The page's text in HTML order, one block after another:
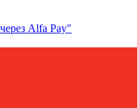
Alfa Pay"